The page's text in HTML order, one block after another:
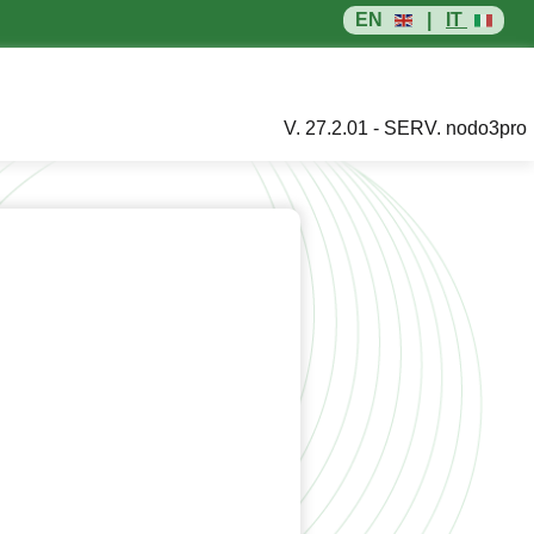
EN IT
V. 27.2.01 - SERV. nodo3pro